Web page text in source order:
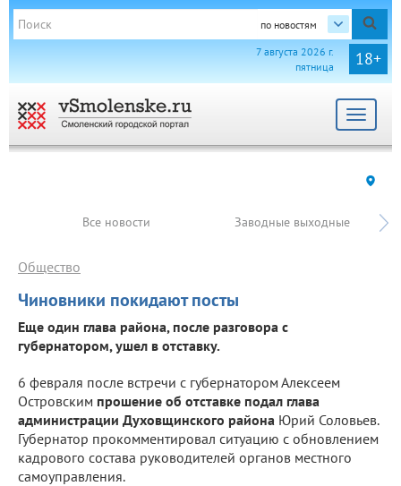
по новостям
18+
7 августа 2026 г.
пятница
Toggle
Все новости Заводные выходные
Чиновники покидают посты
Общество
Еще один глава района, после разговора с
губернатором, ушел в отставку.
6 февраля после встречи с губернатором Алексеем
Островским прошение об отставке подал глава
администрации Духовщинского района Юрий Соловьев.
Губернатор прокомментировал ситуацию с обновлением
кадрового состава руководителей органов местного
самоуправления.